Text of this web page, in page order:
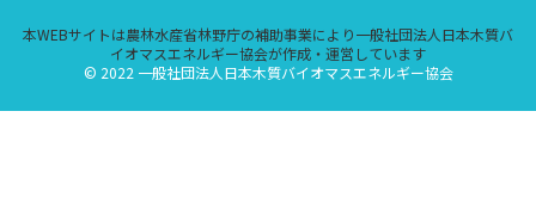
本WEBサイトは農林水産省林野庁の補助事業により一般社団法人日本木質バ
イオマスエネルギー協会が作成・運営しています
© 2022 一般社団法人日本木質バイオマスエネルギー協会